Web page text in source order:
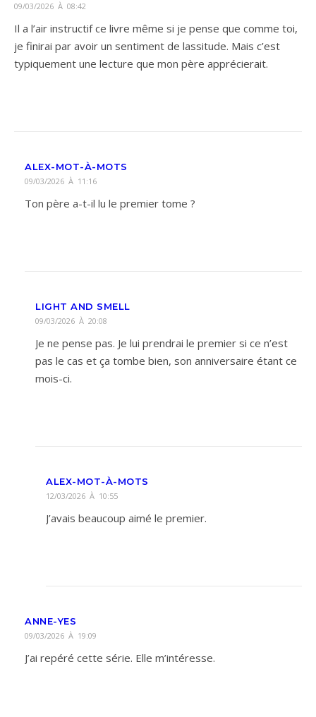
09/03/2026 À 08:42
Il a l’air instructif ce livre même si je pense que comme toi,
je finirai par avoir un sentiment de lassitude. Mais c’est
typiquement une lecture que mon père apprécierait.
ALEX-MOT-À-MOTS
09/03/2026 À 11:16
Ton père a-t-il lu le premier tome ?
LIGHT AND SMELL
09/03/2026 À 20:08
Je ne pense pas. Je lui prendrai le premier si ce n’est
pas le cas et ça tombe bien, son anniversaire étant ce
mois-ci.
ALEX-MOT-À-MOTS
12/03/2026 À 10:55
J’avais beaucoup aimé le premier.
ANNE-YES
09/03/2026 À 19:09
J’ai repéré cette série. Elle m’intéresse.